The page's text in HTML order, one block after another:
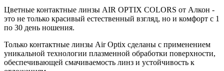
Цветные контактные линзы AIR OPTIX COLORS от Алкон -
это не только красивый естественный взгляд, но и комфорт с 1
по 30 день ношения.
Только контактные линзы Air Optix сделаны с применением
уникальной технологии плазменной обработки поверхности,
обеспечивающей смачиваемость линз и устойчивость к